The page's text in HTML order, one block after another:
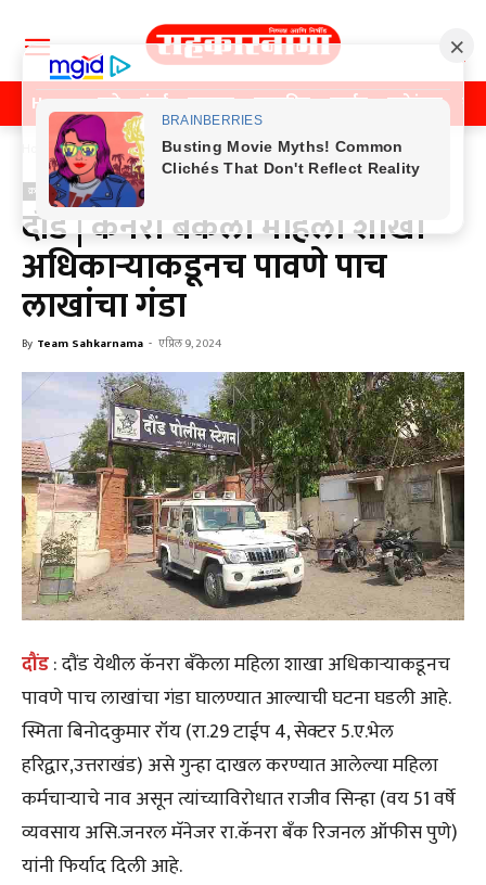
Home पुणे मुंबई महाराष्ट्र राजकीय क्राईम मनोरंजन
Home क्राईम
क्राईम
दौंड | कॅनरा बँकेला महिला शाखा
अधिकाऱ्याकडूनच पावणे पाच
लाखांचा गंडा
By Team Sahkarnama - एप्रिल 9, 2024
दौंड: दौंड येथील कॅनरा बँकेला महिला शाखा अधिकाऱ्याकडूनच
पावणे पाच लाखांचा गंडा घालण्यात आल्याची घटना घडली आहे.
स्मिता बिनोदकुमार रॉय (रा.29 टाईप 4, सेक्टर 5.ए.भेल
हरिद्वार,उत्तराखंड) असे गुन्हा दाखल करण्यात आलेल्या महिला
कर्मचाऱ्याचे नाव असून त्यांच्याविरोधात राजीव सिन्हा (वय 51 वर्षे
व्यवसाय असि.जनरल मॅनेजर रा.कॅनरा बॅंक रिजनल ऑफीस पुणे)
यांनी फिर्याद दिली आहे.